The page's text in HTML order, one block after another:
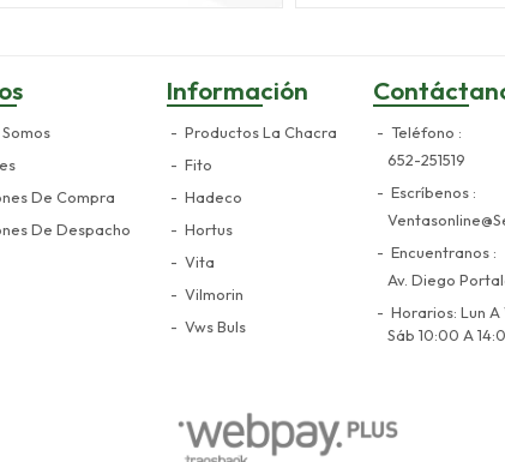
De Compra
De Despacho
Información
Productos La Chacra
Fito
Hadeco
Hortus
Vita
Vilmorin
Vws Buls
Teléfono
652-251519
Escríbenos
Encuentranos
Av. Diego
Horarios: Lun A
Sáb 10:00 A